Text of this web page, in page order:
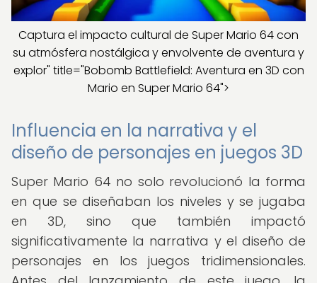
Captura el impacto cultural de Super Mario 64 con
su atmósfera nostálgica y envolvente de aventura y
explor" title="Bobomb Battlefield: Aventura en 3D con
Mario en Super Mario 64">
Influencia en la narrativa y el
diseño de personajes en juegos 3D
Super Mario 64 no solo revolucionó la forma
en que se diseñaban los niveles y se jugaba
en 3D, sino que también impactó
significativamente la narrativa y el diseño de
personajes en los juegos tridimensionales.